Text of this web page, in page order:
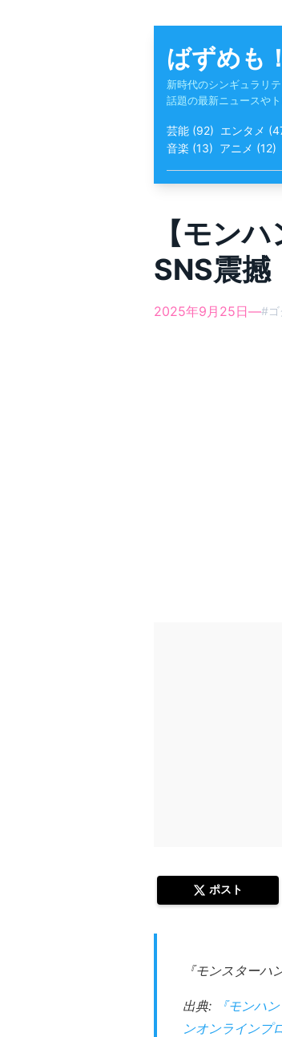
ばずめも！
新時代のシンギュラリ
話題の最新ニュースや
芸能 (92) エンタメ (
音楽 (13) アニメ (12)
【モン
SNS震撼
2025年9月25日—#
ポスト
『モンスター
出典:
『モンハ
ンオンラインプ